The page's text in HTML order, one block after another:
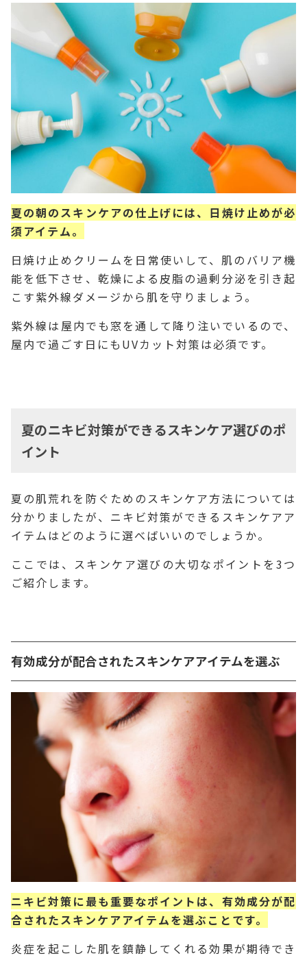
夏の朝のスキンケアの仕上げには、日焼け止めが必
須アイテム。
日焼け止めクリームを日常使いして、肌のバリア機
能を低下させ、乾燥による皮脂の過剰分泌を引き起
こす紫外線ダメージから肌を守りましょう。
紫外線は屋内でも窓を通して降り注いでいるので、
屋内で過ごす日にもUVカット対策は必須です。
夏のニキビ対策ができるスキンケア選びのポ
イント
夏の肌荒れを防ぐためのスキンケア方法については
分かりましたが、ニキビ対策ができるスキンケアア
イテムはどのように選べばいいのでしょうか。
ここでは、スキンケア選びの大切なポイントを3つ
ご紹介します。
有効成分が配合されたスキンケアアイテムを選ぶ
ニキビ対策に最も重要なポイントは、有効成分が配
合されたスキンケアアイテムを選ぶことです。
炎症を起こした肌を鎮静してくれる効果が期待でき